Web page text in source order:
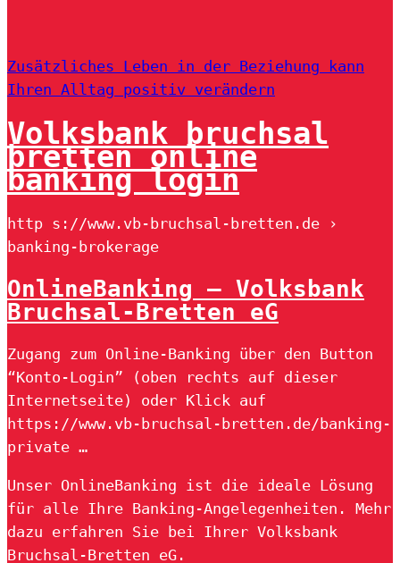
Zusätzliches Leben in der Beziehung kann
Ihren Alltag positiv verändern
Volksbank bruchsal
bretten online
banking login
http s://www.vb-bruchsal-bretten.de ›
banking-brokerage
OnlineBanking – Volksbank
Bruchsal-Bretten eG
Zugang zum Online-Banking über den Button
“Konto-Login” (oben rechts auf dieser
Internetseite) oder Klick auf
https://www.vb-bruchsal-bretten.de/banking-
private …
Unser OnlineBanking ist die ideale Lösung
für alle Ihre Banking-Angelegenheiten. Mehr
dazu erfahren Sie bei Ihrer Volksbank
Bruchsal-Bretten eG.